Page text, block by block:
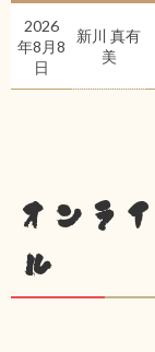
2026
年8月8
日
新川 真有
美
オンラ
ル